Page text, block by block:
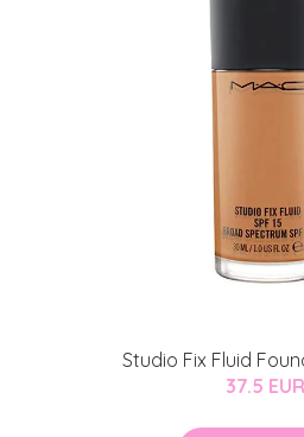
Studio Fix Fluid
37.5 EUR